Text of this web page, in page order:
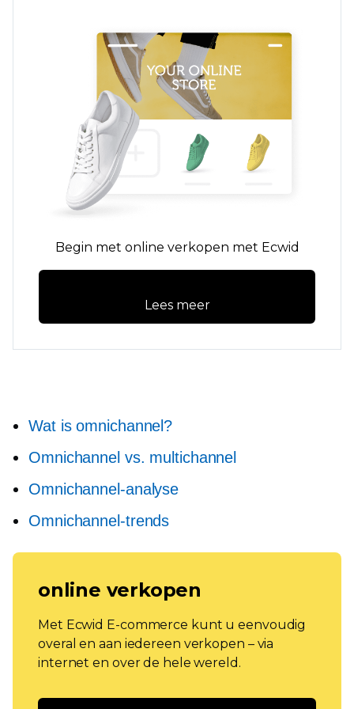
Begin met online verkopen met Ecwid
Lees meer
Wat is omnichannel?
Omnichannel vs. multichannel
Omnichannel-analyse
Omnichannel-trends
online verkopen
Met Ecwid E-commerce kunt u eenvoudig
overal en aan iedereen verkopen – via
internet en over de hele wereld.